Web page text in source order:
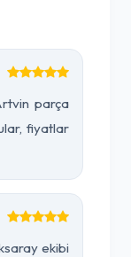
parça
fiyatlar
ekibi